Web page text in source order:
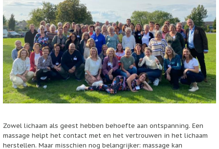
Zowel lichaam als geest hebben behoefte aan ontspanning. Een
massage helpt het contact met en het vertrouwen in het lichaam
herstellen. Maar misschien nog belangrijker: massage kan